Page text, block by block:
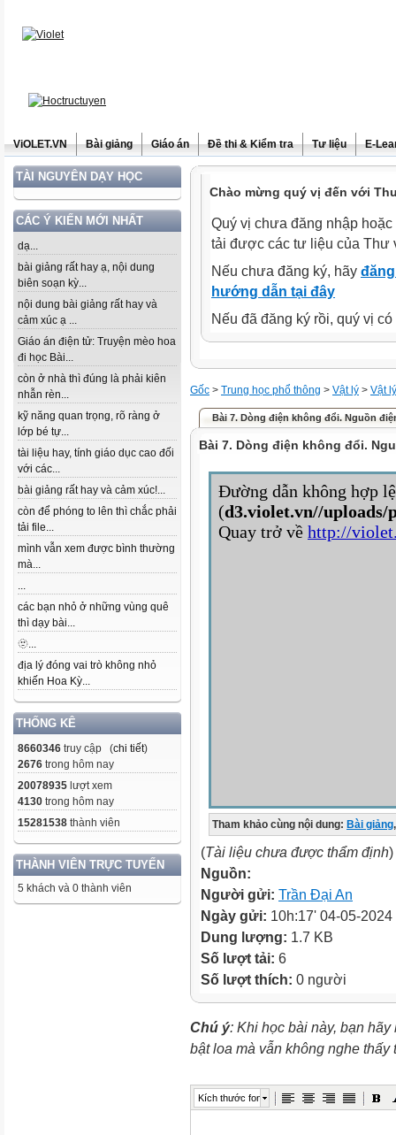
ViOLET.VN Bài giảng Giáo án Đề thi & Kiểm tra Tư liệu E-
TÀI NGUYÊN DẠY HỌC
CÁC Ý KIẾN MỚI NHẤT
dạ...
bài giảng rất hay ạ, nội dung
biên soạn kỳ...
nội dung bài giảng rất hay và
cảm xúc ạ ...
Giáo án điện tử: Truyện mèo hoa
đi học Bài...
còn ở nhà thì đúng là phải kiên
nhẫn rèn...
kỹ năng quan trọng, rõ ràng ở
lớp bé tự...
tài liệu hay, tính giáo dục cao đối
với các...
bài giảng rất hay và cảm xúc!...
còn để phóng to lên thì chắc phải
tải file...
mình vẫn xem được bình thường
mà...
...
các bạn nhỏ ở những vùng quê
thì dạy bài...
🫥...
địa lý đóng vai trò không nhỏ
khiến Hoa Kỳ...
THỐNG KÊ
8660346 truy cập (chi tiết)
2676 trong hôm nay
20078935 lượt xem
4130 trong hôm nay
15281538 thành viên
THÀNH VIÊN TRỰC TUYẾN
5 khách và 0 thành viên
Chào mừng quý vị đến với
Quý vị chưa đăng nhập
tải được các tư liệu của Thư
Nếu chưa đăng ký, hãy
hướng dẫn tại đây
Nếu đã đăng ký rồi, quý vị
Gốc > Trung học phổ thông > Vật lý > Vật
Bài 7. Dòng điện không đổi. Nguồn
Bài 7. Dòng điện không đổi.
Tham khảo cùng nội dung: Bài giảng,
(Tài liệu chưa được thẩm định)
Nguồn:
Người gửi: Trần Đại An
Ngày gửi: 10h:17' 04-05-2024
Dung lượng: 1.7 KB
Số lượt tải: 6
Số lượt thích: 0 người
Chú ý: Khi học bài này, bạn
bật loa mà vẫn không nghe
Kích thước font